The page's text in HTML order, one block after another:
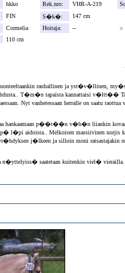
hkko Rek.nro: VHR-A-219
FIN S�k�:
147 cm
Cormelia Hoitaja: -- >
110 cm
rauhallinen ja yst�v�llinen,
T�m�n tapaista kannattaisi v�ltt��
Nyt vanhetessaan herralle on saatu
hankaamaan p��t��n v�h�n liiankin
l�pi aidoista.. Melkoisen massiivinen
j�lkeen ja silloin moni
n�yttelyiss� saatetaan kuitenkin viel�